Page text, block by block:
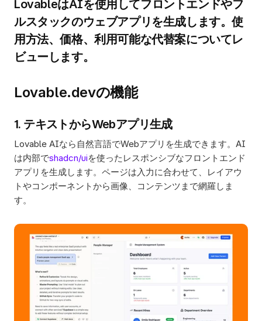
LovableはAIを使用してフロントエンドやフ
ルスタックのウェブアプリを生成します。使
用方法、価格、利用可能な代替案についてレ
ビューします。
Lovable.devの機能
1. テキストからWebアプリ生成
Lovable AIなら自然言語でWebアプリを生成できます。AI
は内部でshadcn/uiを使ったレスポンシブなフロントエンド
アプリを生成します。ページは入力に合わせて、レイアウ
トやコンポーネントから画像、コンテンツまで網羅しま
す。